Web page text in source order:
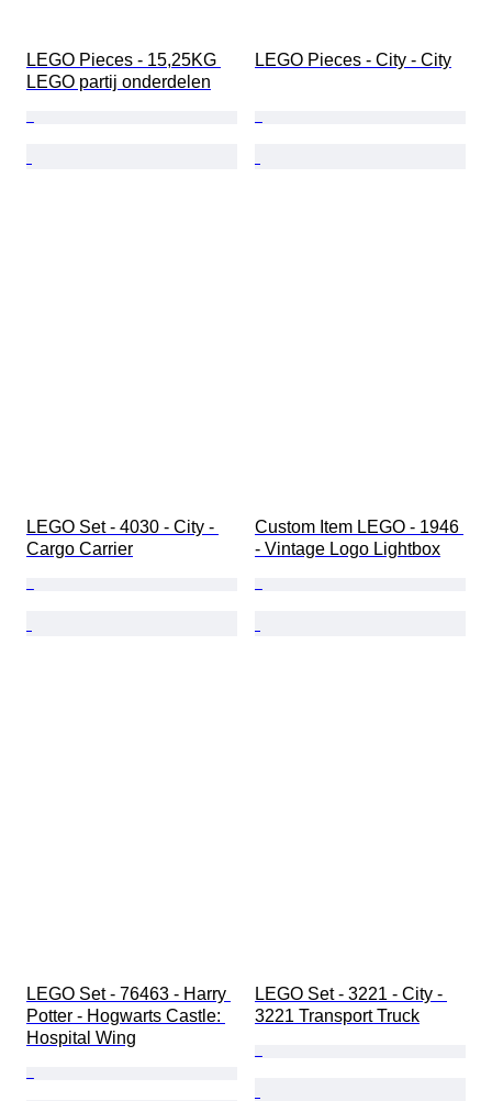
LEGO Pieces - 15,25KG
LEGO partij onderdelen
LEGO Pieces - City - City
LEGO Set - 4030 - City -
Cargo Carrier
Custom Item LEGO - 1946
- Vintage Logo Lightbox
LEGO Set - 76463 - Harry
Potter - Hogwarts Castle:
Hospital Wing
LEGO Set - 3221 - City -
3221 Transport Truck